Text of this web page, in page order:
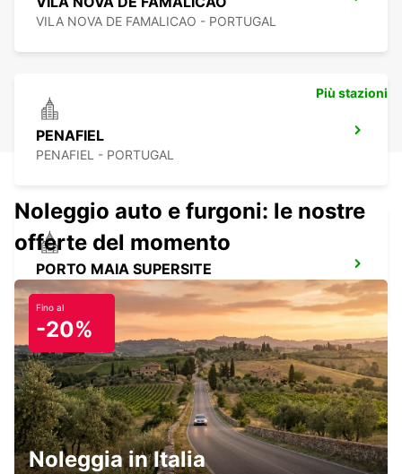
VILA NOVA DE FAMALICAO - PORTUGAL
PENAFIEL
PENAFIEL - PORTUGAL
PORTO MAIA SUPERSITE
MAIA - PORTUGAL
PORTO AEROPORTO
MAIA - PORTUGAL
Più stazioni
Noleggio auto e furgoni: le nostre
offerte del momento
Fino al
-20%
Noleggia in Italia